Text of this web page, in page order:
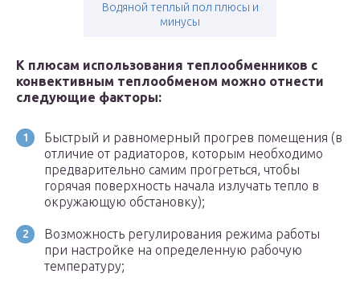
Водяной теплый пол плюсы и
минусы
К плюсам использования теплообменников с
конвективным теплообменом можно отнести
следующие факторы:
Быстрый и равномерный прогрев помещения (в
отличие от радиаторов, которым необходимо
предварительно самим прогреться, чтобы
горячая поверхность начала излучать тепло в
окружающую обстановку);
Возможность регулирования режима работы
при настройке на определенную рабочую
температуру;